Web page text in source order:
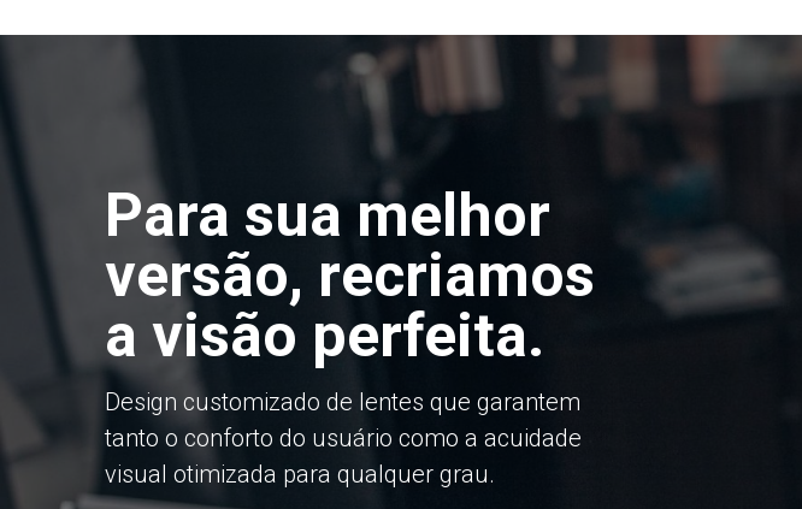
Para sua melhor
versão, recriamos
a visão perfeita.
Design customizado de lentes que garantem
tanto o conforto do usuário como a acuidade
visual otimizada para qualquer grau.